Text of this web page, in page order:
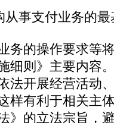
事支付业务的最
的操作要求等
细则》主要内容
法开展经营活动
样有利于相关主
》的立法宗旨，